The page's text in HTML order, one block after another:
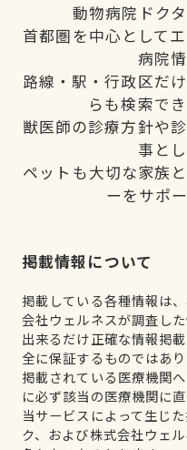
動物病院ドク
首都圏を中心として
病院
路線・駅・行政区だ
らも検索で
獣医師の診療方針や
事と
ペットも大切な家族
ーをサポ
掲載情報について
掲載している各種情報は
会社ウェルネスが調査し
出来るだけ正確な情報掲
全に保証するものではあり
掲載されている医療機関
に必ず該当の医療機関に
当サービスによって生じ
ク、および株式会社ウェ